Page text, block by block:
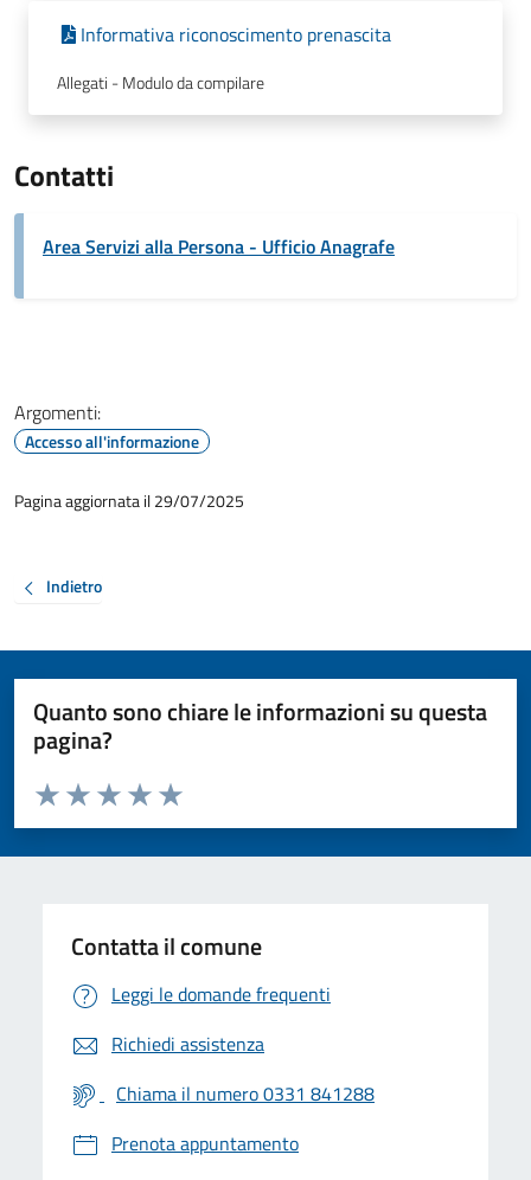
Informativa riconoscimento prenascita
Allegati - Modulo da compilare
Contatti
Area Servizi alla Persona - Ufficio Anagrafe
Argomenti:
Accesso all'informazione
Pagina aggiornata il 29/07/2025
Indietro
Quanto sono chiare le informazioni su questa
pagina?
Valuta da 1 a 5 stelle la pagina
Valuta 5 stelle su 5
Valuta 4 stelle su 5
Valuta 3 stelle su 5
Valuta 2 stelle su 5
Valuta 1 stelle su 5
Contatta il comune
Leggi le domande frequenti
Richiedi assistenza
Chiama il numero 0331 841288
Prenota appuntamento